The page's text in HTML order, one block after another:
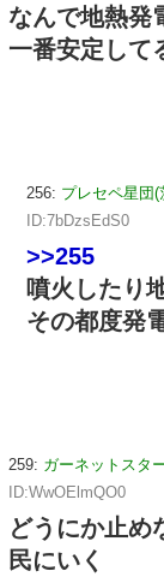
なんで地熱発
一番安定して
256: プレセペ星団(
ID:7bDzsEdS0
>>255
噴火したり
その都度発
259: ガーネットスタ
ID:WwOElmQO0
どうにか止め
民にいく